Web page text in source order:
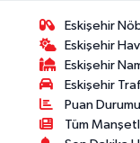
Eskişehir
Eskişehir
Eskişehir
Eskişehir
Puan
Tüm